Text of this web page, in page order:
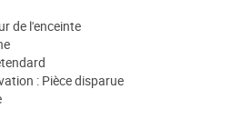
de l'enceinte
: Pièce disparue